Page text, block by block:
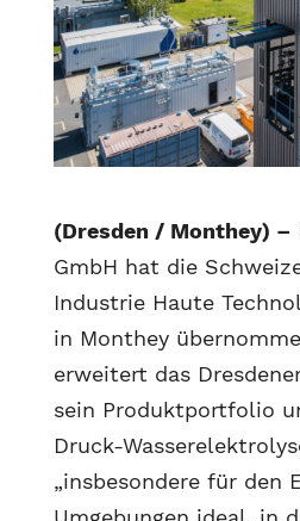
(Dresden / Monthey) –
GmbH hat die
Industrie Haute
in Monthey
erweitert das
sein Produktportfolio
Druck-
„insbesondere für den